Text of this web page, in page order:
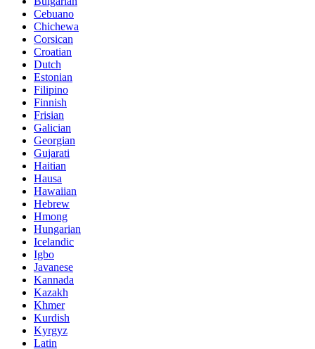
Cebuano
Chichewa
Corsican
Croatian
Dutch
Estonian
Filipino
Finnish
Frisian
Galician
Georgian
Gujarati
Haitian
Hausa
Hawaiian
Hebrew
Hmong
Hungarian
Icelandic
Igbo
Javanese
Kannada
Kazakh
Khmer
Kurdish
Kyrgyz
Latin